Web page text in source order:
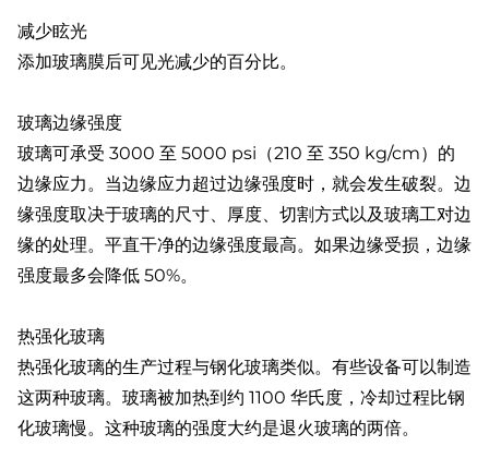
减少眩光
添加玻璃膜后可见光减少的百分比。
玻璃边缘强度
玻璃可承受 3000 至 5000 psi（210 至 350 kg/cm）的
边缘应力。当边缘应力超过边缘强度时，就会发生破裂。边
缘强度取决于玻璃的尺寸、厚度、切割方式以及玻璃工对边
缘的处理。平直干净的边缘强度最高。如果边缘受损，边缘
强度最多会降低 50%。
热强化玻璃
热强化玻璃的生产过程与钢化玻璃类似。有些设备可以制造
这两种玻璃。玻璃被加热到约 1100 华氏度，冷却过程比钢
化玻璃慢。这种玻璃的强度大约是退火玻璃的两倍。